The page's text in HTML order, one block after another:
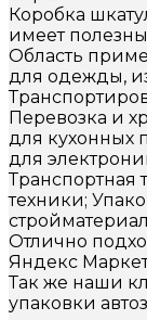
Коробка
имеет
Область
для одежды,
Перевозка и
для кухонных
для
Транспортная
техники;
Отлично
Яндекс
Так же наши
упаковки